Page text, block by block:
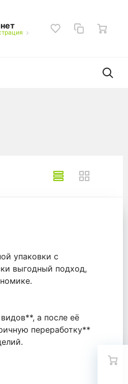
упаковки с
выгодный подход,
а после её
переработку**